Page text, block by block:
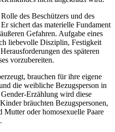
des Beschützers und des
sichert das materielle Fundament
Gefahren. Aufgabe eines
liebevolle Disziplin, Festigkeit
des späteren
vorzubereiten.
brauchen für ihre eigene
die weibliche Bezugsperson in
Erzählung wird diese
bräuchten Bezugspersonen,
Mutter oder homosexuelle Paare